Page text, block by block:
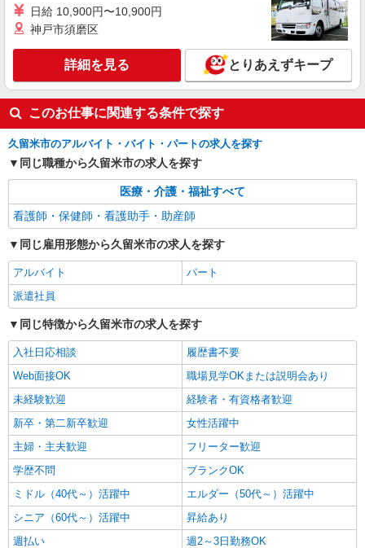
福岡県久留米市
キープ 詳細を見る
派遣社員
株式会社kotrio /●FK-H-2009654
＜久留米市＞元気も、プライベートも諦めない
＊週3〜OK/看護助手
時給1450円〜2062円 ＜日払い有/週払い有/交
通費全支給(ガソリン代含む)＞
最寄り駅：西鉄久留米
日給 10,900円〜10,900円
神戸市須磨区
詳細を見る とりあえずキープ
このお仕事に関連する条件で探す
久留米市のアルバイト・バイト・パートの求人を探す
同じ職種から久留米市の求人を探す
医療・介護・福祉すべて
看護師・保健師・看護助手・助産師
同じ雇用形態から久留米市の求人を探す
アルバイト
パート
派遣社員
同じ特徴から久留米市の求人を探す
入社日応相談
履歴書不要
Web面接OK
職場見学OKまたは説明会あり
未経験歓迎
経験者・有資格者歓迎
新卒・第二新卒歓迎
女性活躍中
主婦・主夫歓迎
フリーター歓迎
学歴不問
ブランクOK
ミドル（40代～）活躍中
エルダー（50代～）活躍中
シニア（60代～）活躍中
昇給あり
週払い
週2～3日勤務OK